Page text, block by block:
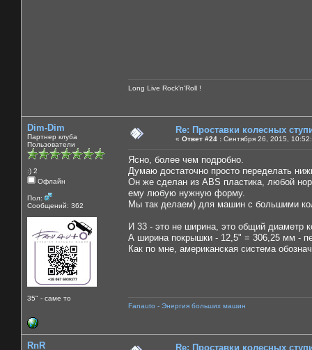
Long Live Rock'n'Roll !
Dim-Dim
Партнер клуба
Пользователи
:) 2
Офлайн
Пол:
Сообщений: 362
35" - саме то
Re: Проставки колесных
« Ответ #24 : Сентября 26, 2015,
Ясно, более чем подробно.
Думаю достаточно просто переделать
Он же сделан из ABS пластика, любой
ему любую нужную форму.
Мы так делаем) для машин с большими
И 33 - это не ширина, это общий диаметр
А ширина покрышки - 12,5" = 306,25 мм -
Как по мне, американская система
Fanauto - Энергия больших машин
RnR Re: Проставки колесных